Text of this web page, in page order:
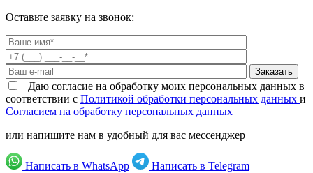
Оставьте заявку на звонок:
Даю согласие на обработку моих персональных данных в
соответствии с Политикой обработки персональных данных и
Согласием на обработку персональных данных
или напишите нам в удобный для вас мессенджер
Написать в WhatsApp Написать в Telegram